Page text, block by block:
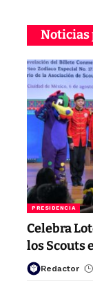
Noticias
PRESIDENCIA
Celebra
los Scouts
Redactor